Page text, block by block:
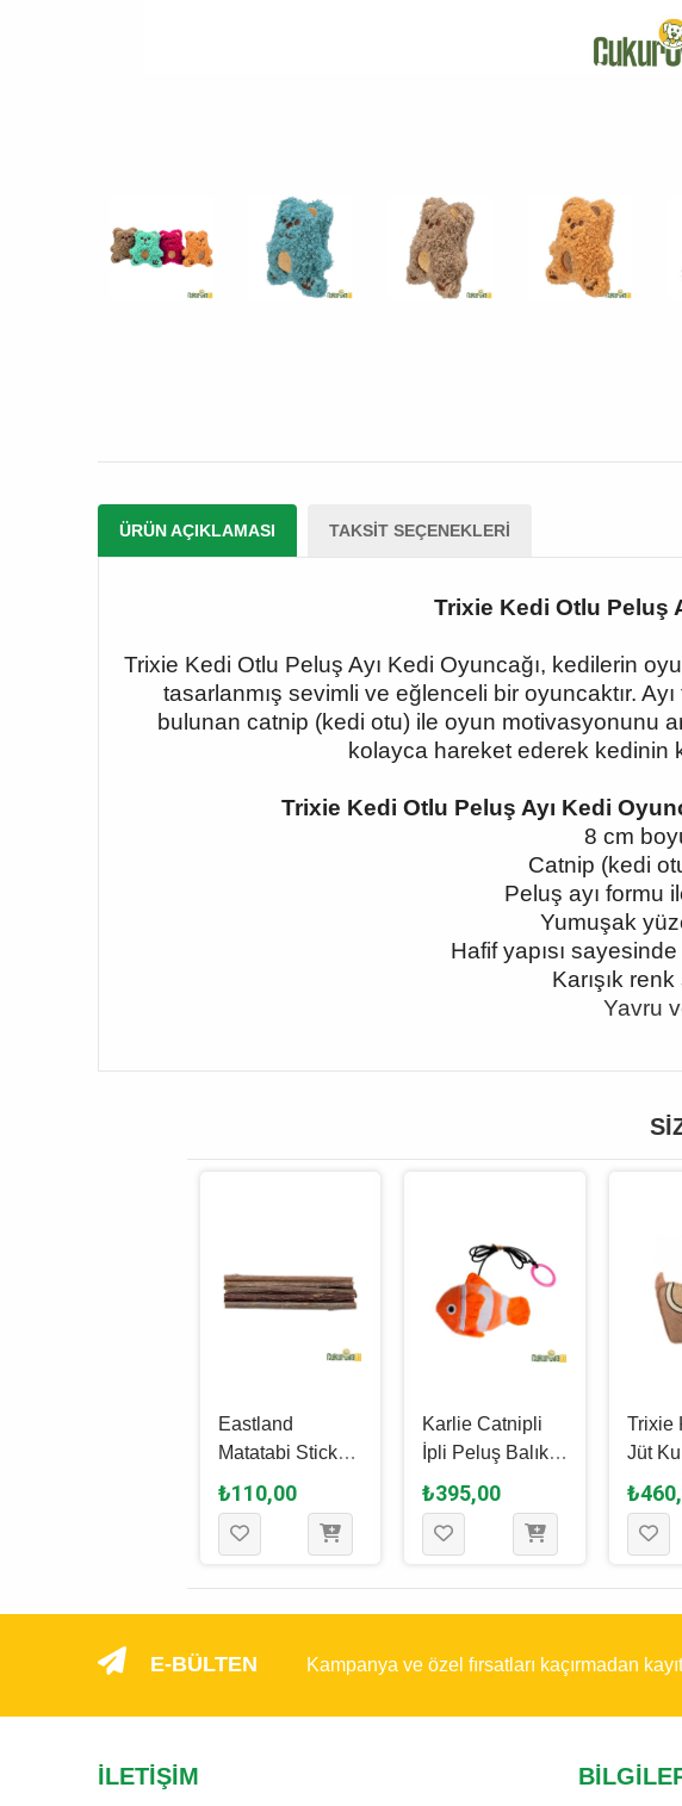
ÜRÜN AÇIKLAMASI TAKSIT SEÇENEKLERI
Trixie Kedi Otlu Peluş
Trixie Kedi Otlu Peluş Ayı Kedi Oyuncağı, kedilerin
tasarlanmış sevimli ve eğlenceli bir oyuncaktır.
bulunan catnip (kedi otu) ile oyun motivasyonunu
kolayca hareket ederek kedinin
Trixie Kedi Otlu Peluş Ayı Kedi
8 cm
Catnip (kedi
Peluş ayı formu
Yumuşak
Hafif yapısı
Karışık
Yavru
Eastland
Matatabi Stick
Kedi Oyuncağı
12 Cm - 5 Adet
₺110,00
Karlie Catnipli
İpli Peluş Balık
Kedi Oyuncağı 9
Cm
₺395,00
Trixie
Jüt
Kedi
10 Cm
E-BÜLTEN Kampanya ve özel fırsatları kaçırmadan
İLETIŞIM